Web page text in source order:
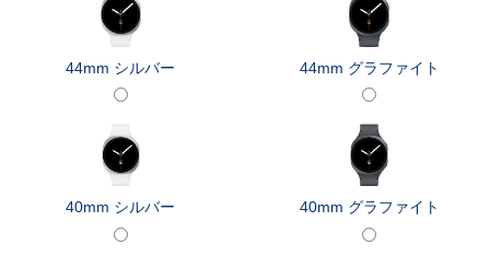
44mm シルバー 44mm グラファイト
40mm シルバー 40mm グラファイト